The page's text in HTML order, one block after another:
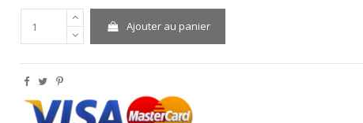
Ajouter au panier